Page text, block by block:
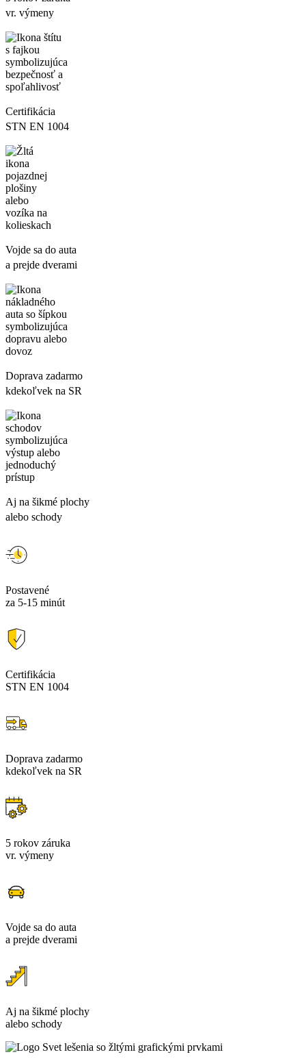
vr. výmeny
Certifikácia
STN EN 1004
Vojde sa do auta
a prejde dverami
Doprava zadarmo
kdekoľvek na SR
Aj na šikmé plochy
alebo schody
Postavené
za 5-15 minút
Certifikácia
STN EN 1004
Doprava zadarmo
kdekoľvek na SR
5 rokov záruka
vr. výmeny
Vojde sa do auta
a prejde dverami
Aj na šikmé plochy
alebo schody